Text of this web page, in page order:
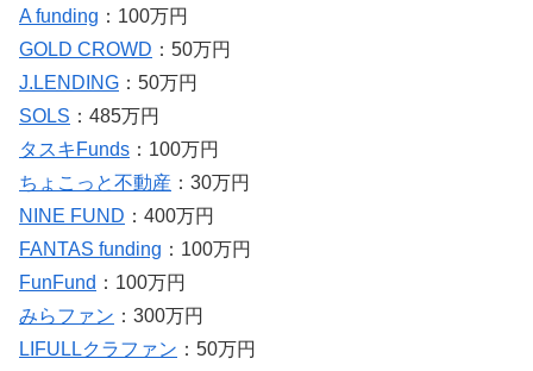
A funding ：100万円
GOLD CROWD ：50万円
J.LENDING ：50万円
SOLS ：485万円
タスキFunds ：100万円
ちょこっと不動産 ：30万円
NINE FUND ：400万円
FANTAS funding ：100万円
FunFund ：100万円
みらファン ：300万円
LIFULLクラファン ：50万円